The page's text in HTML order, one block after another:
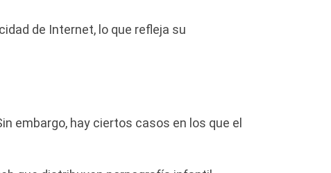
de Internet, lo que refleja su
embargo, hay ciertos casos en los que el